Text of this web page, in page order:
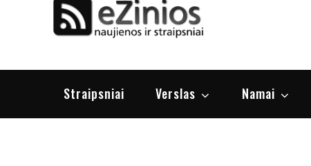
Straipsniai Verslas Namai